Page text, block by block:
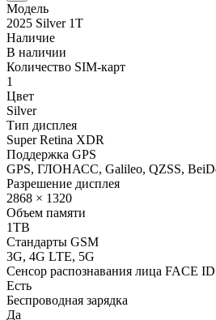
Модель
2025 Silver 1T
Наличие
В наличии
Количество SIM-карт
1
Цвет
Silver
Тип дисплея
Super Retina XDR
Поддержка GPS
GPS, ГЛОНАСС, Galileo, QZSS,
Разрешение дисплея
2868 × 1320
Объем памяти
1TB
Стандарты GSM
3G, 4G LTE, 5G
Сенсор распознавания лица FACE ID
Есть
Беспроводная зарядка
Да